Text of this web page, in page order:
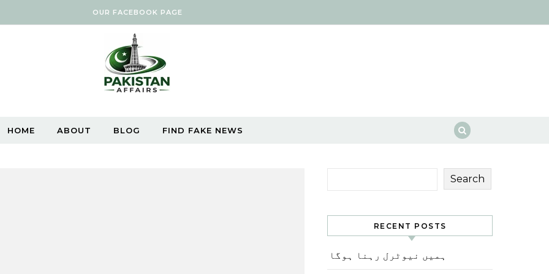
OUR FACEBOOK PAGE
HOME ABOUT BLOG FIND FAKE NEWS
Search
RECENT POSTS
ہمیں نیوٹرل رہنا ہوگا